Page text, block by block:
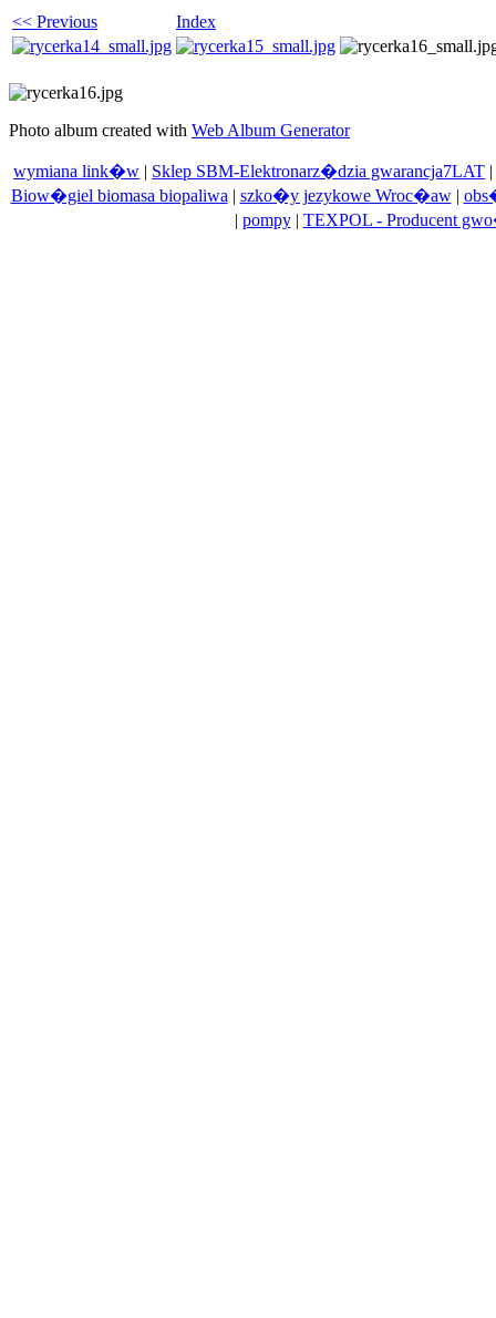
<< Previous Index
Photo album created with Web Album Generator
wymiana link�w | Sklep SBM-Elektronarz�dzia gwarancja7LAT |
Biow�giel biomasa biopaliwa| szko�y jezykowe Wroc�aw|
| pompy| TEXPOL - Producent